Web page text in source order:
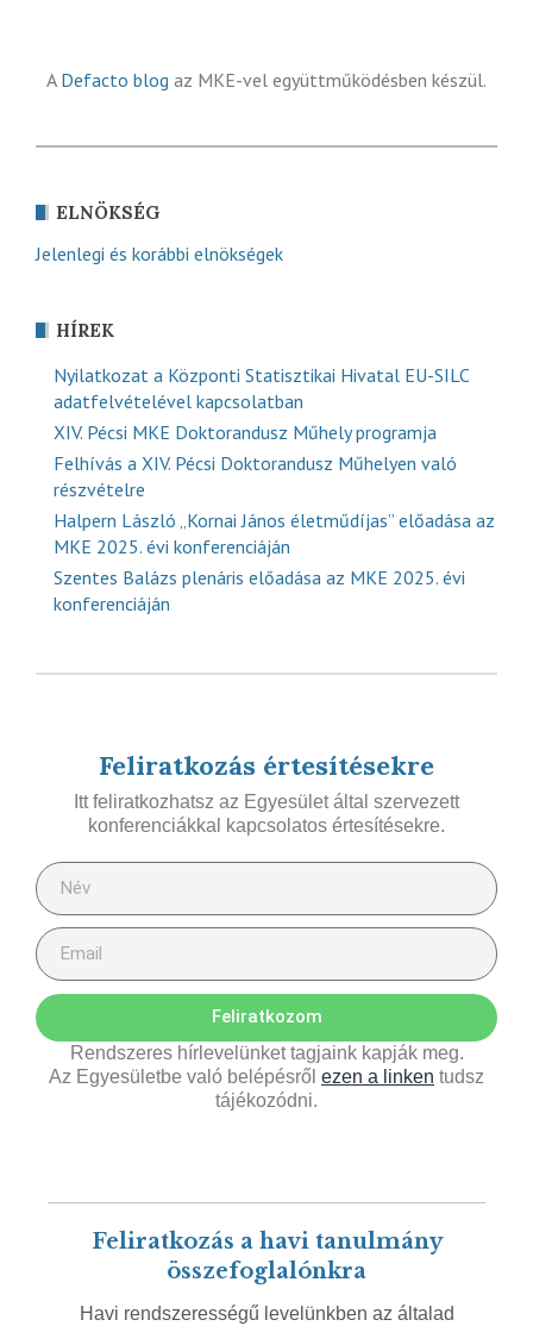
A Defacto blog az MKE-vel együttműködésben készül.
ELNÖKSÉG
Jelenlegi és korábbi elnökségek
HÍREK
Nyilatkozat a Központi Statisztikai Hivatal EU-SILC
adatfelvételével kapcsolatban
XIV. Pécsi MKE Doktorandusz Műhely programja
Felhívás a XIV. Pécsi Doktorandusz Műhelyen való
részvételre
Halpern László „Kornai János életműdíjas” előadása az
MKE 2025. évi konferenciáján
Szentes Balázs plenáris előadása az MKE 2025. évi
konferenciáján
Feliratkozás értesítésekre
Itt feliratkozhatsz az Egyesület által szervezett
konferenciákkal kapcsolatos értesítésekre.
Feliratkozom
Rendszeres hírlevelünket tagjaink kapják meg.
Az Egyesületbe való belépésről ezen a linken tudsz
tájékozódni.
Feliratkozás a havi tanulmány
összefoglalónkra
Havi rendszerességű levelünkben az általad